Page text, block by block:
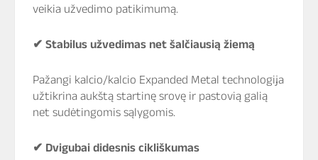
veikia užvedimo patikimumą.
✔ Stabilus užvedimas net šalčiausią žiemą
Pažangi kalcio/kalcio Expanded Metal technologija
užtikrina aukštą startinę srovę ir pastovią galią
net sudėtingomis sąlygomis.
✔ Dvigubai didesnis cikliškumas